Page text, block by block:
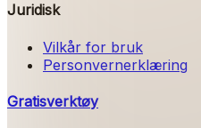
Juridisk
Vilkår for bruk
Personvernerklæring
Gratisverktøy